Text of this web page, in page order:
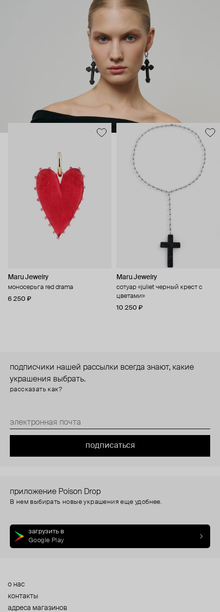
открытости миру и другим культурам. Основательница
бренда Мария Калемагина не ограничивает себя в выборе
источников вдохновения. Линии женской фигуры,
магические символы и целые направления в искусстве – все
это находит отражение в коллекциях Maru Jewelry.
Украшения Maru Jewelry для тех, кто тоже считает, что арт-
объектам место не только в музеях.
Maru Jewelry
моносерьга red drama
6 250 ₽
Maru Jewelry
сотуар «juliet черный крест с
цветами»
10 250 ₽
подписчики нашей рассылки всегда знают, какие
украшения выбрать.
рассказать как?
подписаться
приложение Poison Drop
В нем выбирать новые украшения еще удобнее.
загрузить в
Google Play
о нас
контакты
адреса магазинов